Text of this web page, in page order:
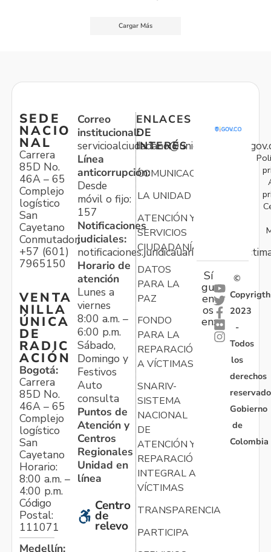
Cargar Más
SEDE
NACIO
NAL
Carrera
85D No.
46A – 65
Complejo
logístico
San
Cayetano
Conmutador:
+57 (601)
7965150
VENTA
NILLA
ÚNICA
DE
RADIC
ACIÓN
Bogotá:
Carrera
85D No.
46A – 65
Complejo
logístico
San
Cayetano
Horario:
8:00 a.m. –
4:00 p.m.
Código
Postal:
111071
Medellín:
Correo
institucional:
Línea
anticorrupción:
Desde
móvil o fijo:
157
Notificaciones
judiciales:
Horario de
atención
Lunes a
viernes
8:00 a.m. –
6:00 p.m.
Sábado,
Domingo y
Festivos
Auto
consulta
Puntos de
Atención y
Centros
Regionales
Unidad en
línea
Centro
de
relevo
ENLACES
DE
INTERÉS
COMUNICACIONES
LA UNIDAD
ATENCIÓN Y
SERVICIOS
CIUDADANÍA
DATOS
PARA LA
PAZ
FONDO
PARA LA
REPARACIÓN
A VÍCTIMAS
SNARIV-
SISTEMA
NACIONAL
DE
ATENCIÓN Y
REPARACIÓN
INTEGRAL A
VÍCTIMAS
TRANSPARENCIA
PARTICIPA
Sí
gu
en
os
en:
©
Copyrigth
2023
-
Todos
los
derechos
Gobierno
de
Colombia